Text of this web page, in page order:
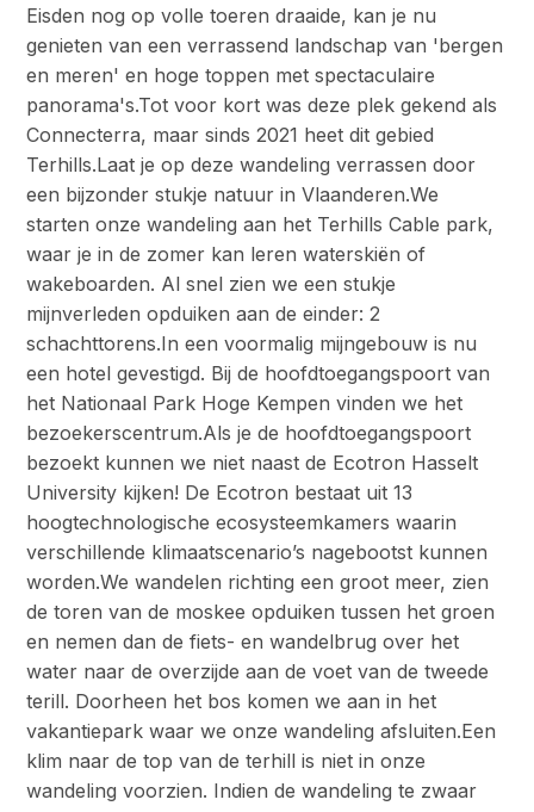
Eisden nog op volle toeren draaide, kan je nu
genieten van een verrassend landschap van 'bergen
en meren' en hoge toppen met spectaculaire
panorama's.Tot voor kort was deze plek gekend als
Connecterra, maar sinds 2021 heet dit gebied
Terhills.Laat je op deze wandeling verrassen door
een bijzonder stukje natuur in Vlaanderen.We
starten onze wandeling aan het Terhills Cable park,
waar je in de zomer kan leren waterskiën of
wakeboarden. Al snel zien we een stukje
mijnverleden opduiken aan de einder: 2
schachttorens.In een voormalig mijngebouw is nu
een hotel gevestigd. Bij de hoofdtoegangspoort van
het Nationaal Park Hoge Kempen vinden we het
bezoekerscentrum.Als je de hoofdtoegangspoort
bezoekt kunnen we niet naast de Ecotron Hasselt
University kijken! De Ecotron bestaat uit 13
hoogtechnologische ecosysteemkamers waarin
verschillende klimaatscenario’s nagebootst kunnen
worden.We wandelen richting een groot meer, zien
de toren van de moskee opduiken tussen het groen
en nemen dan de fiets- en wandelbrug over het
water naar de overzijde aan de voet van de tweede
terill. Doorheen het bos komen we aan in het
vakantiepark waar we onze wandeling afsluiten.Een
klim naar de top van de terhill is niet in onze
wandeling voorzien. Indien de wandeling te zwaar